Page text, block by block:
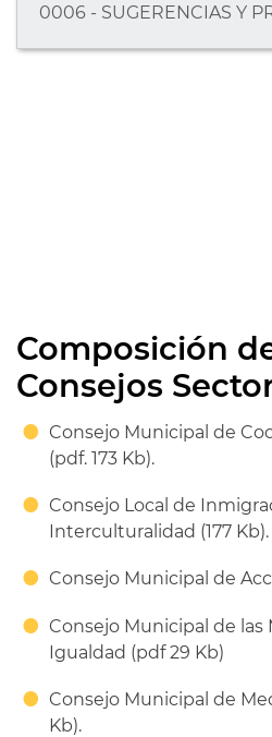
0006 - SUGERENCIAS Y
Composición
Consejos
Consejo Municipal de
(pdf. 173 Kb).
Consejo Local de
Interculturalidad (177 Kb).
Consejo Municipal de
Consejo Municipal de las
Igualdad (pdf 29 Kb)
Consejo Municipal de
Kb).